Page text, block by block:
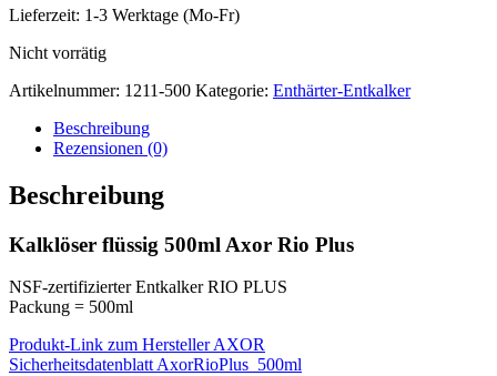
Lieferzeit: 1-3 Werktage (Mo-Fr)
Nicht vorrätig
Artikelnummer: 1211-500 Kategorie: Enthärter-Entkalker
Beschreibung
Rezensionen (0)
Beschreibung
Kalklöser flüssig 500ml Axor Rio Plus
NSF-zertifizierter Entkalker RIO PLUS
Packung = 500ml
Produkt-Link zum Hersteller AXOR
Sicherheitsdatenblatt AxorRioPlus_500ml